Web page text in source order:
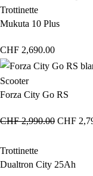
Trottinette
Mukuta 10 Plus
CHF 2,690.00
Scooter
Forza City Go RS
CHF2,990.00 CHF
Trottinette
Dualtron City 25Ah